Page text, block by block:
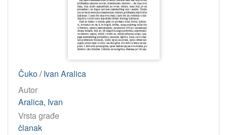
Čuko / Ivan Aralica
Autor
Aralica, Ivan
Vrsta građe
članak